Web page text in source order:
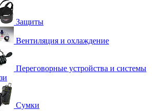
Защиты
Вентиляция и охлаждение
Переговорные устройства и системы
Сумки